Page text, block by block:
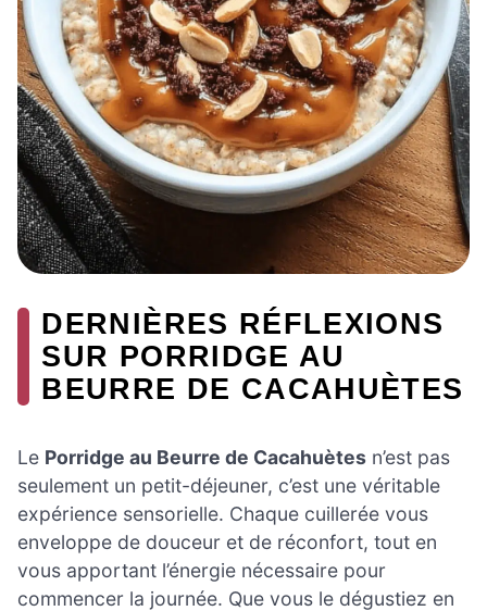
DERNIÈRES RÉFLEXIONS
SUR PORRIDGE AU
BEURRE DE CACAHUÈTES
Le Porridge au Beurre de Cacahuètes n’est pas
seulement un petit-déjeuner, c’est une véritable
expérience sensorielle. Chaque cuillerée vous
enveloppe de douceur et de réconfort, tout en
vous apportant l’énergie nécessaire pour
commencer la journée. Que vous le dégustiez en